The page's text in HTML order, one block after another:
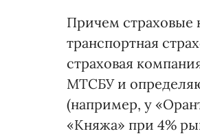
Причем страховые
транспортная
страховая
МТСБУ и
(например, у
«Княжа» при 4%